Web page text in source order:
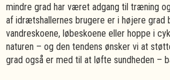
mindre grad har været adgang til træning
af idrætshallernes brugere er i højere grad
vandreskoene, løbeskoene eller hoppe i
naturen – og den tendens ønsker vi at
grad også er med til at løfte sundheden –